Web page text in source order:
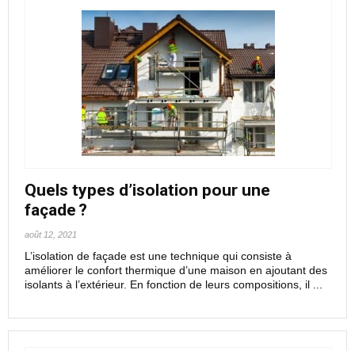
Quels types d’isolation pour une
façade ?
août 12, 2021
L’isolation de façade est une technique qui consiste à
améliorer le confort thermique d’une maison en ajoutant des
isolants à l’extérieur. En fonction de leurs compositions, il ...